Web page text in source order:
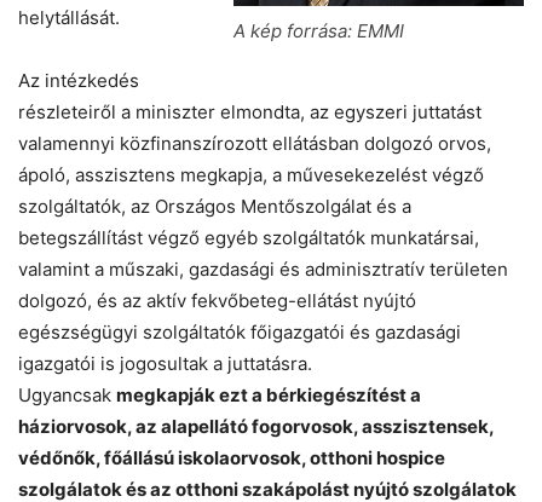
A kép forrása: EMMI
helytállását.
Az intézkedés
részleteiről a miniszter elmondta, az egyszeri juttatást
valamennyi közfinanszírozott ellátásban dolgozó orvos,
ápoló, asszisztens megkapja, a művesekezelést végző
szolgáltatók, az Országos Mentőszolgálat és a
betegszállítást végző egyéb szolgáltatók munkatársai,
valamint a műszaki, gazdasági és adminisztratív területen
dolgozó, és az aktív fekvőbeteg-ellátást nyújtó
egészségügyi szolgáltatók főigazgatói és gazdasági
igazgatói is jogosultak a juttatásra.
Ugyancsak megkapják ezt a bérkiegészítést a
háziorvosok, az alapellátó fogorvosok, asszisztensek,
védőnők, főállású iskolaorvosok, otthoni hospice
szolgálatok és az otthoni szakápolást nyújtó szolgálatok